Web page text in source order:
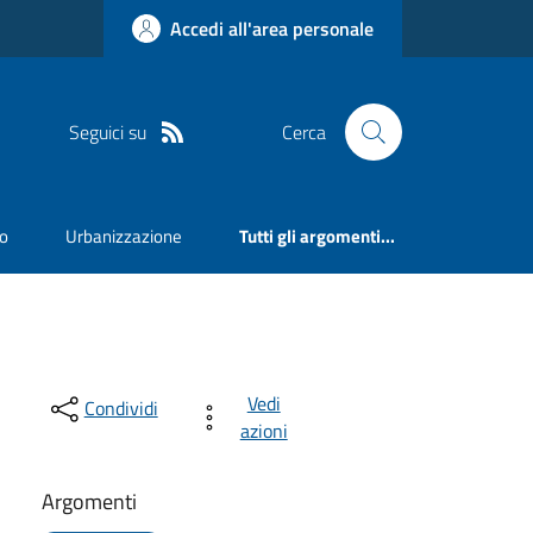
Accedi all'area personale
Seguici su Cerca
Urbanizzazione Tutti gli argomenti...
Condividi
Vedi
azioni
Argomenti